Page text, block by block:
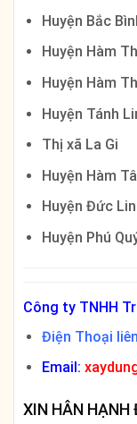
Huyện Bắc
Huyện Hàm
Huyện Hàm
Huyện Tánh
Thị xã La Gi
Huyện Hàm
Huyện Đức
Huyện Phú
Công ty TNHH
Điện Thoại
Email:
XIN HÂN HẠNH